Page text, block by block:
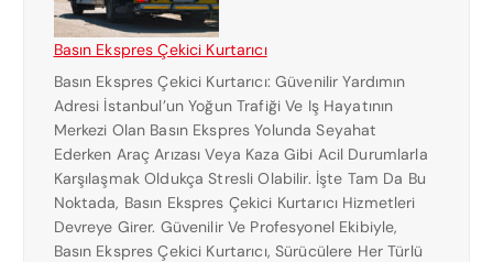
Basın Ekspres Çekici Kurtarıcı
Basın Ekspres Çekici Kurtarıcı: Güvenilir Yardımın
Adresi İstanbul’un Yoğun Trafiği Ve Iş Hayatının
Merkezi Olan Basın Ekspres Yolunda Seyahat
Ederken Araç Arızası Veya Kaza Gibi Acil Durumlarla
Karşılaşmak Oldukça Stresli Olabilir. İşte Tam Da Bu
Noktada, Basın Ekspres Çekici Kurtarıcı Hizmetleri
Devreye Girer. Güvenilir Ve Profesyonel Ekibiyle,
Basın Ekspres Çekici Kurtarıcı, Sürücülere Her Türlü